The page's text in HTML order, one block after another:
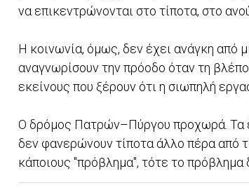
να επικεντρώνονται στο τίποτα, στο
Η κοινωνία, όμως, δεν έχει ανάγκη
αναγνωρίσουν την πρόοδο όταν τη
εκείνους που ξέρουν ότι η σιωπηλή
Ο δρόμος Πατρών–Πύργου προχωρά. Τα
δεν φανερώνουν τίποτα άλλο πέρα από
κάποιους "πρόβλημα", τότε το πρόβλημα